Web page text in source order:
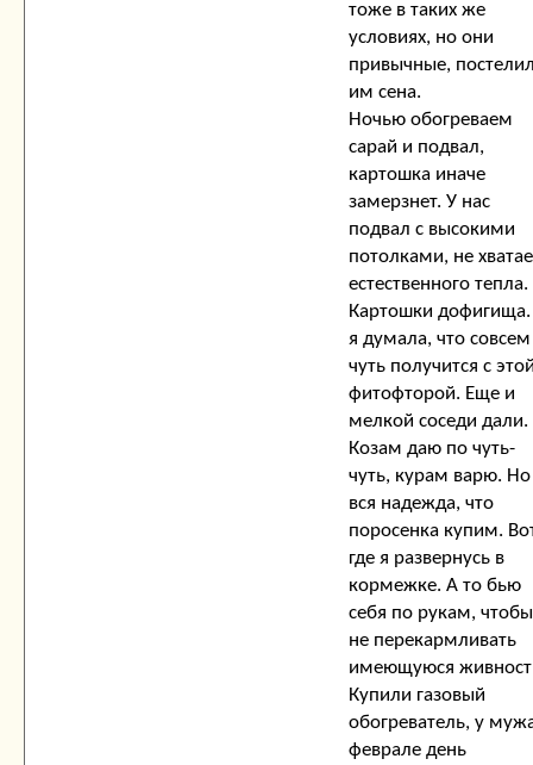
тоже в таких же
условиях, но они
привычные,
им сена.
Ночью обогреваем
сарай и подвал,
картошка иначе
замерзнет. У нас
подвал с высокими
потолками, не
естественного тепла.
Картошки
я думала, что совсем
чуть получится с
фитофторой. Еще и
мелкой соседи дали.
Козам даю по чуть-
чуть, курам варю. Но
вся надежда, что
поросенка купим.
где я развернусь в
кормежке. А то бью
себя по рукам, чтобы
не перекармливать
имеющуюся
Купили газовый
обогреватель, у
феврале день